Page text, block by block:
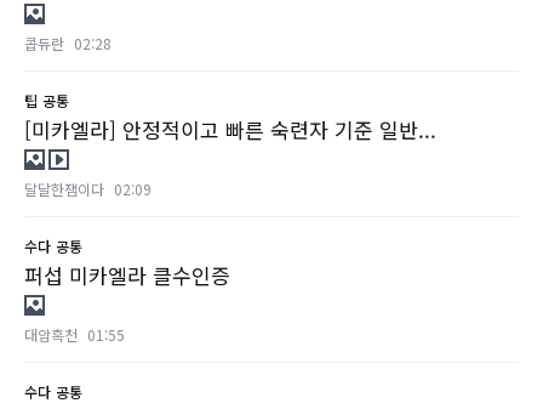
콥듀란 02:28
팁 공통
[미카엘라] 안정적이고 빠른 숙련자 기준 일반...
달달한잼이다 02:09
수다 공통
퍼섭 미카엘라 클수인증
대암흑천 01:55
수다 공통